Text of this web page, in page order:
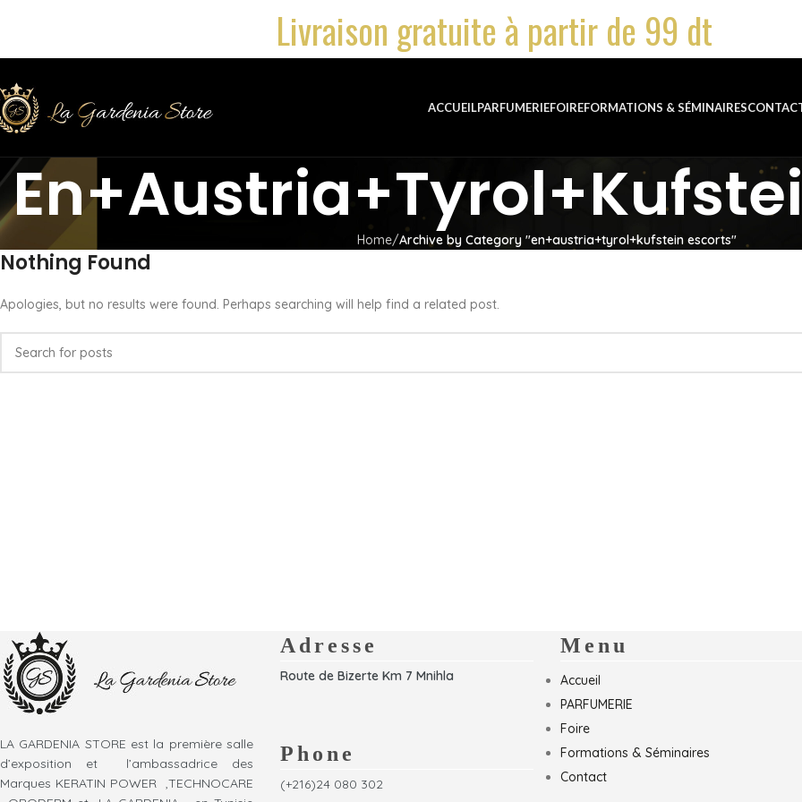
Livraison gratuite à partir de 99 dt
ACCUEILPARFUMERIEFOIREFORMATIONS & SÉMINAIRES
Home Archive by Category "en+austria+tyrol+kufstein escorts"
Nothing Found
Apologies, but no results were found. Perhaps searching will help find a related post.
LA GARDENIA STORE est la première salle
d’exposition et l’ambassadrice des
Marques KERATIN POWER ,TECHNOCARE
Adresse
Route de Bizerte Km 7 Mnihla
Phone
(+216)24 080 302
Menu
Accueil
PARFUMERIE
Foire
Formations & Séminaires
Contact